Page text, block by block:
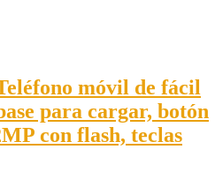
móvil de fácil
para cargar, botón
con flash, teclas